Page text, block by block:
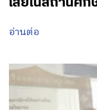
เสียในสถานศึ
อ่านต่อ